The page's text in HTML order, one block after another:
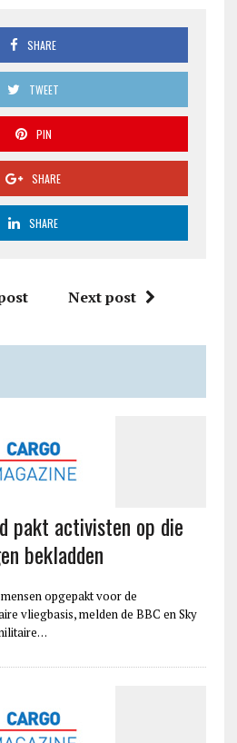
SHARE
TWEET
PIN
SHARE
SHARE
Next post
pakt activisten op die
bekladden
opgepakt voor de
vliegbasis, melden de BBC en Sky